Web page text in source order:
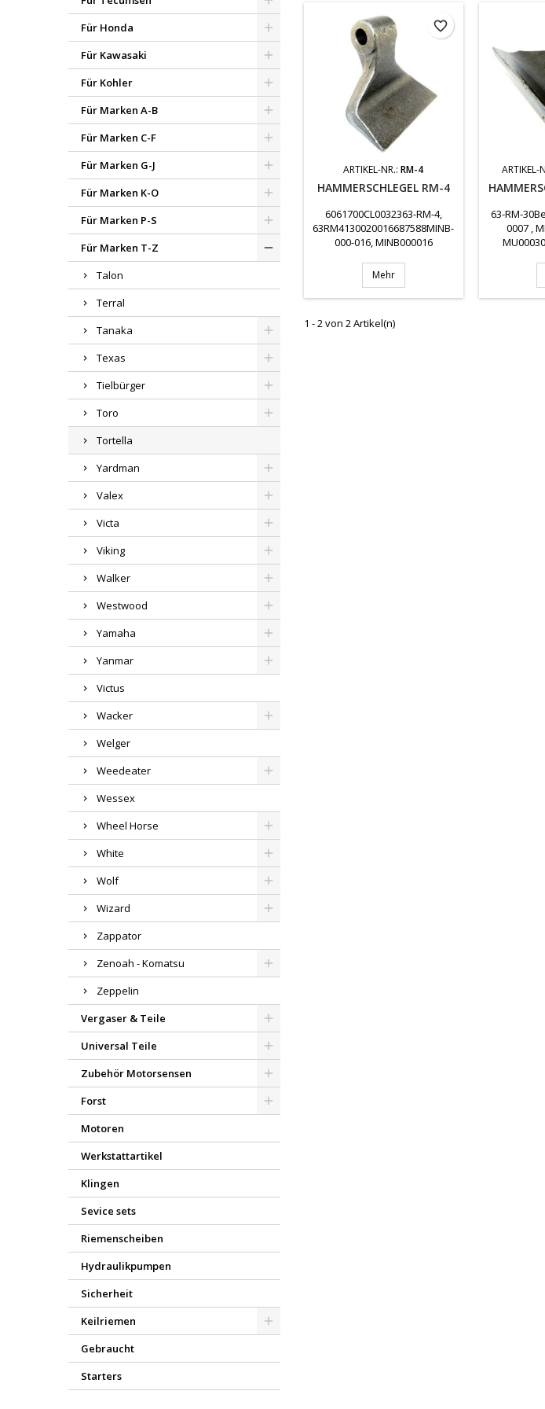
Für Honda
Für Kawasaki
Für Kohler
Für Marken A-B
Für Marken C-F
Für Marken G-J
Für Marken K-O
Für Marken P-S
Für Marken T-Z
Talon
Terral
Tanaka
Texas
Tielbürger
Toro
Tortella
Yardman
Valex
Victa
Viking
Walker
Westwood
Yamaha
Yanmar
Victus
Wacker
Welger
Weedeater
Wessex
Wheel Horse
White
Wolf
Wizard
Zappator
Zenoah - Komatsu
Zeppelin
Vergaser & Teile
Universal Teile
Zubehör Motorsensen
Forst
Motoren
Werkstattartikel
Klingen
Sevice sets
Riemenscheiben
Hydraulikpumpen
Sicherheit
Keilriemen
Gebraucht
Starters
ARTIKEL-NR.:RM-4
HAMMERSCHLEGEL RM-4
6061700CL0032363-RM-4,
63RM4130020016687588MINB-
000-016, MINB000016
Mehr
favorite_border
ARTIKEL-
63-RM-
0007 ,
1 - 2 von 2 Artikel(n)